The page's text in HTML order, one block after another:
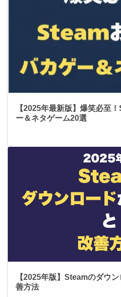
【2025年最新版】爆笑必至
ー＆ネタゲーム20選
【2025年版】Steamのダウ
善方法